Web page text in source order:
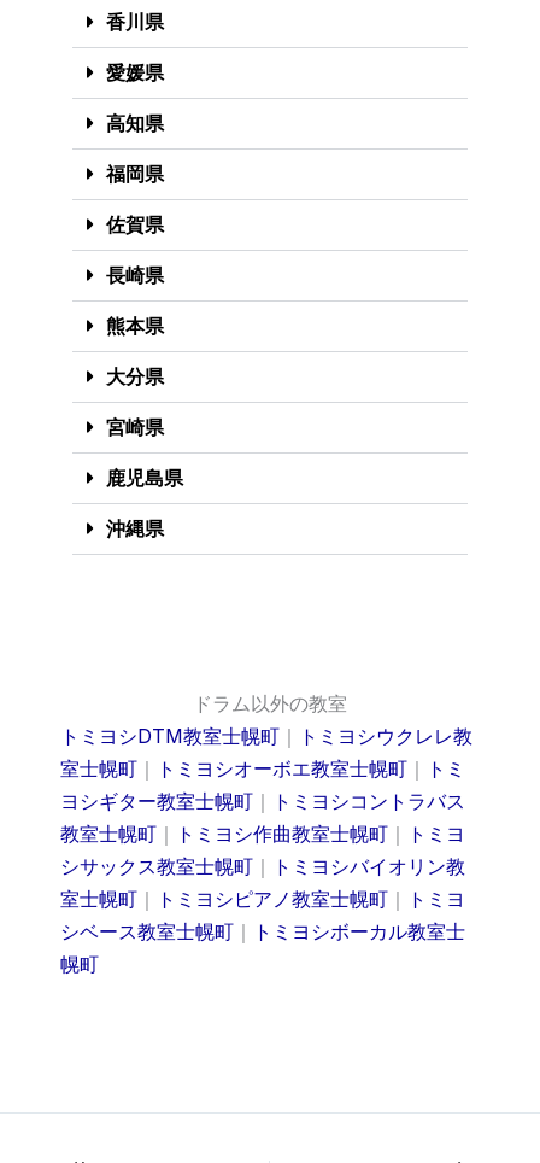
香川県
愛媛県
高知県
福岡県
佐賀県
長崎県
熊本県
大分県
宮崎県
鹿児島県
沖縄県
ドラム以外の教室
トミヨシDTM教室士幌町 ｜ トミヨシウクレレ教
室士幌町 ｜ トミヨシオーボエ教室士幌町 ｜ トミ
ヨシギター教室士幌町 ｜ トミヨシコントラバス
教室士幌町 ｜ トミヨシ作曲教室士幌町 ｜ トミヨ
シサックス教室士幌町 ｜ トミヨシバイオリン教
室士幌町 ｜ トミヨシピアノ教室士幌町 ｜ トミヨ
シベース教室士幌町 ｜ トミヨシボーカル教室士
幌町